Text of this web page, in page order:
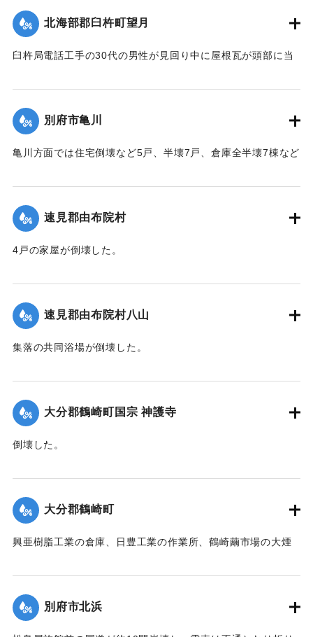
を負った。
【出典：大分合同新聞 1942年8月28日発行夕刊2面】
北海部郡臼杵町望月
臼杵局電話工手の30代の男性が見回り中に屋根瓦が頭部に当
｜固有コード:
別府市亀川
亀川方面では住宅倒壊など5戸、半壊7戸、倉庫全半壊7棟など
｜固有コード:
速見郡由布院村
4戸の家屋が倒壊した。
｜固有コード:00474055
速見郡由布院村八山
集落の共同浴場が倒壊した。
｜固有コード:00474056
大分郡鶴崎町国宗 神護寺
倒壊した。
｜固有コード:00474057
大分郡鶴崎町
興亜樹脂工業の倉庫、日豊工業の作業所、鶴崎繭市場の大煙
の損害などもあった。
【出典：大分合同新聞 1942年8月28日発行夕刊2面】
｜固有コード:00474058
別府市北浜